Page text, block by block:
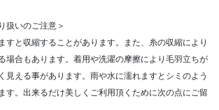
扱いのご注意＞
すと収縮することがあります。また、糸の収縮により
場合もあります。着用や洗濯の摩擦により毛羽立ちが
見える事があります。雨や水に濡れますとシミのよう
す。出来るだけ美しくご利用頂くために次の点にご留